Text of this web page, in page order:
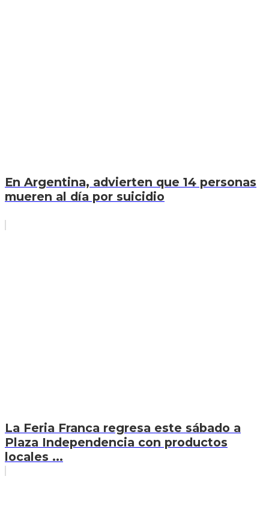
En Argentina, advierten que 14 personas
mueren al día por suicidio
La Feria Franca regresa este sábado a
Plaza Independencia con productos
locales ...